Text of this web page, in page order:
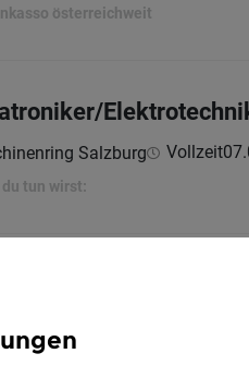
österreichweit
Salzburg Vollzeit
du tun wirst:
Moche (s'Wohnzimmer)